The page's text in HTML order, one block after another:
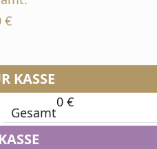
€
KASSE
Gesamt
0 €